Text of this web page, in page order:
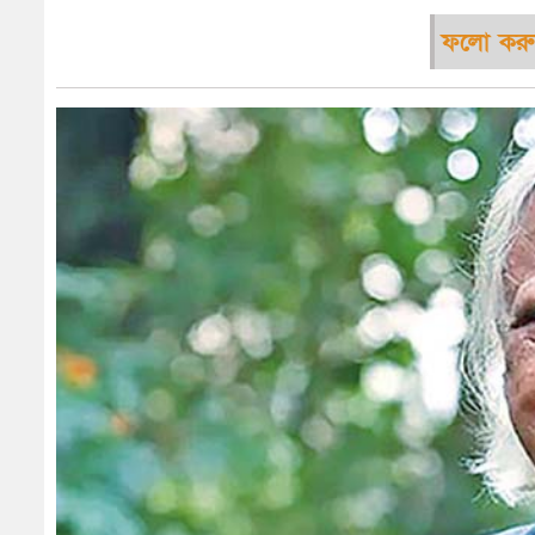
ফলো